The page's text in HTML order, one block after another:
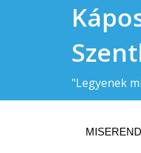
"Legyenek
MISEREND